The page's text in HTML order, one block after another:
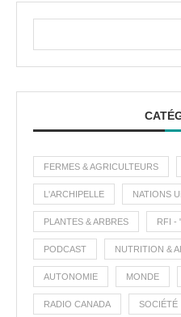
FERMES & AGRICULTEURS
L'ARCHIPELLE NATIONS
PLANTES & ARBRES RFI -
PODCAST NUTRITION &
AUTONOMIE MONDE
RADIO CANADA SOCIÉTÉ